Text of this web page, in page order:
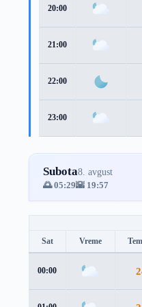
20:00
21:00
22:00
23:00
Subota8. avgust
🌅 05:29🌇 19:57
Sat Vreme
00:00